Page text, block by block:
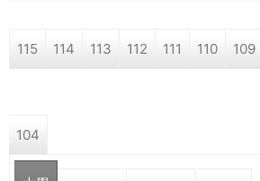
學a
e
115 114 113 112 111 110 109
104